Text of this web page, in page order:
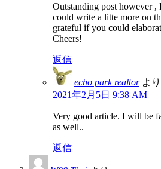
Outstanding post however
could write a litte more on
grateful if you could
Cheers!
返信
echo park realtor よ
2021年2月5日 9:38 AM
Very good article. I will be
as well..
返信